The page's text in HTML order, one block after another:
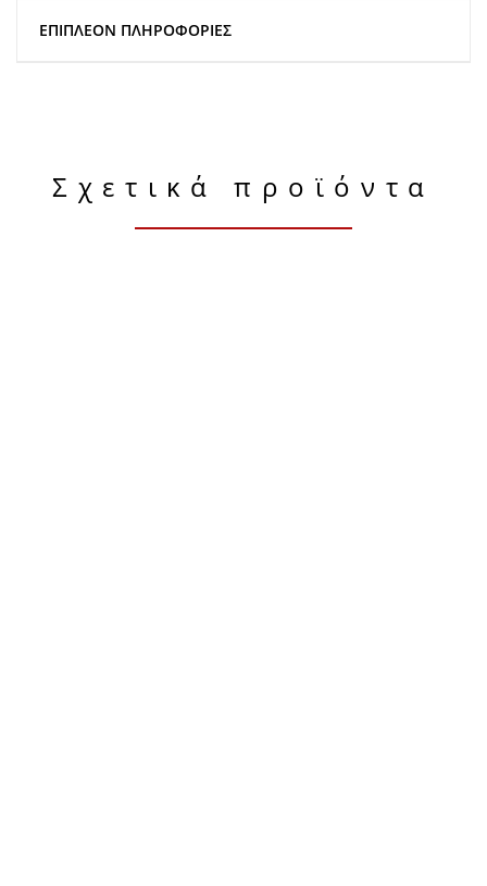
ΕΠΙΠΛΈΟΝ ΠΛΗΡΟΦΟΡΊΕΣ
Σχετικά προϊόντα